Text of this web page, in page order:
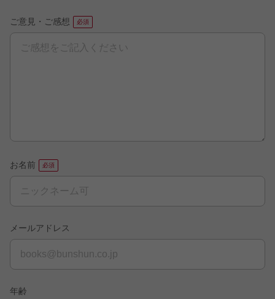
ご意見・ご感想
お名前
メールアドレス
年齢